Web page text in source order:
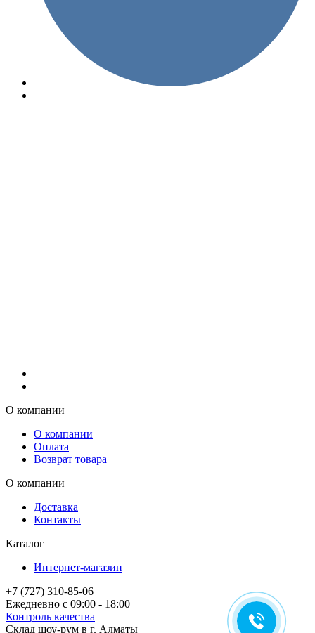
О компании
О компании
Оплата
Возврат товара
О компании
Доставка
Контакты
Каталог
Интернет-магазин
+7 (727) 310-85-06
Ежедневно с 09:00 - 18:00
Контроль качества
Склад шоу-рум в г. Алматы